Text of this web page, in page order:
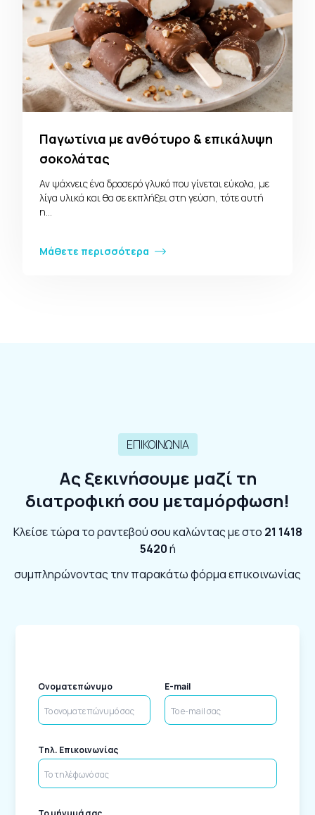
Παγωτίνια με ανθότυρο & επικάλυψη
σοκολάτας
Αν ψάχνεις ένα δροσερό γλυκό που γίνεται εύκολα, με
λίγα υλικά και θα σε εκπλήξει στη γεύση, τότε αυτή
η…
Μάθετε περισσότερα
ΕΠΙΚΟΙΝΩΝΙΑ
Ας ξεκινήσουμε μαζί τη
διατροφική σου μεταμόρφωση!
Κλείσε τώρα το ραντεβού σου καλώντας με στο 21 1418
5420ή
συμπληρώνοντας την παρακάτω φόρμα επικοινωνίας
Ονοματεπώνυμο E-mail
Tηλ. Επικοινωνίας